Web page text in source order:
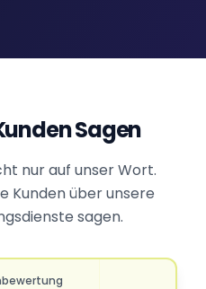
Sagen
nur auf unser Wort.
Kunden über unsere
sagen.